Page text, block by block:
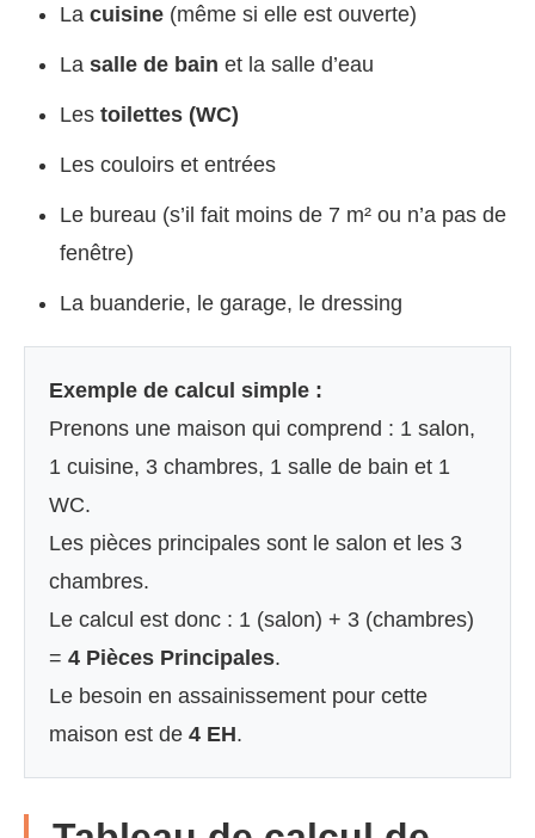
La cuisine (même si elle est ouverte)
La salle de bain et la salle d’eau
Les toilettes (WC)
Les couloirs et entrées
Le bureau (s’il fait moins de 7 m² ou n’a pas de
fenêtre)
La buanderie, le garage, le dressing
Exemple de calcul simple :
Prenons une maison qui comprend : 1 salon,
1 cuisine, 3 chambres, 1 salle de bain et 1
WC.
Les pièces principales sont le salon et les 3
chambres.
Le calcul est donc : 1 (salon) + 3 (chambres)
= 4 Pièces Principales.
Le besoin en assainissement pour cette
maison est de 4 EH.